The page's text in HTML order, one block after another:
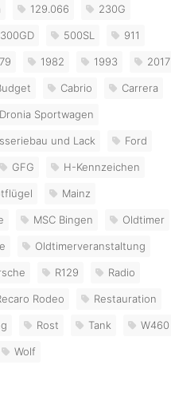
129.066 230G
300GD 500SL 911
1982 1993 2017
Cabrio Carrera
Dronia Sportwagen
und Lack Ford
GFG H-Kennzeichen
Mainz
MSC Bingen Oldtimer
Oldtimerveranstaltung
R129 Radio
Rodeo Restauration
Rost Tank W460
Wolf